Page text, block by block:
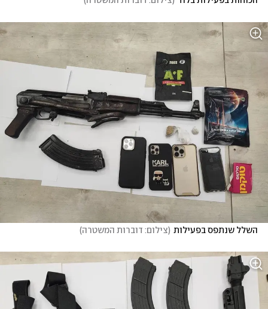
השלל שנתפס בפעילות (צילום: דוברות המשטרה)